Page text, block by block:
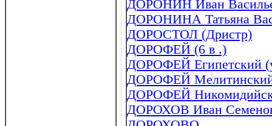
ДОРОНИН Иван
ДОРОНИНА Татьяна
ДОРОСТОЛ (Дристр)
ДОРОФЕЙ (6 в .)
ДОРОФЕЙ Египетский
ДОРОФЕЙ
ДОРОФЕЙ
ДОРОХОВ Иван